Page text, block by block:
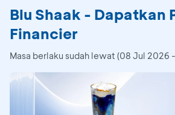
Blu Shaak - Dapatkan
Financier
Masa berlaku sudah lewat (08 Jul 2026